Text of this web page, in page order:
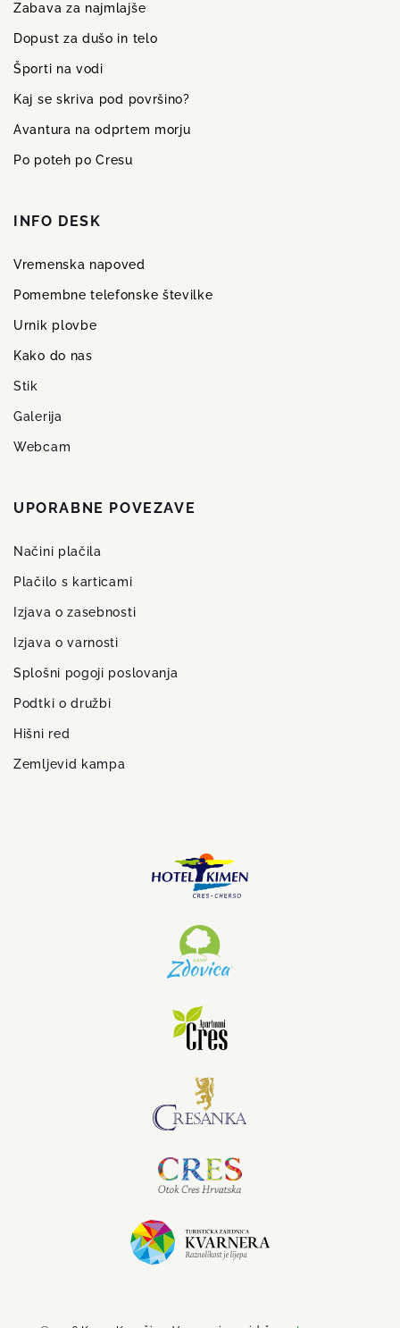
Zabava za najmlajše
Dopust za dušo in telo
Športi na vodi
Kaj se skriva pod površino?
Avantura na odprtem morju
Po poteh po Cresu
INFO DESK
Vremenska napoved
Pomembne telefonske številke
Urnik plovbe
Kako do nas
Stik
Galerija
Webcam
UPORABNE POVEZAVE
Načini plačila
Plačilo s karticami
Izjava o zasebnosti
Izjava o varnosti
Splošni pogoji poslovanja
Podtki o družbi
Hišni red
Zemljevid kampa